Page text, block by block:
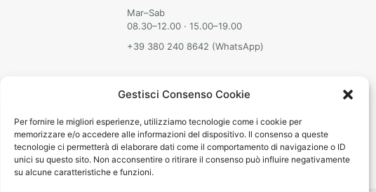
Gestisci Consenso Cookie
Per fornire le migliori esperienze, utilizziamo tecnologie come i cookie per
memorizzare e/o accedere alle informazioni del dispositivo. Il consenso a queste
tecnologie ci permetterà di elaborare dati come il comportamento di navigazione o ID
unici su questo sito. Non acconsentire o ritirare il consenso può influire negativamente
su alcune caratteristiche e funzioni.
Mar–Sab
08.30–12.00 · 15.00–19.00
+39 380 240 8642 (WhatsApp)